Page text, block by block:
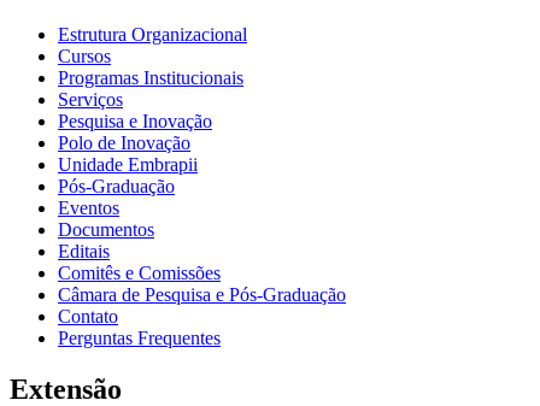
Estrutura Organizacional
Cursos
Programas Institucionais
Serviços
Pesquisa e Inovação
Polo de Inovação
Unidade Embrapii
Pós-Graduação
Eventos
Documentos
Editais
Comitês e Comissões
Câmara de Pesquisa e Pós-Graduação
Contato
Perguntas Frequentes
Extensão